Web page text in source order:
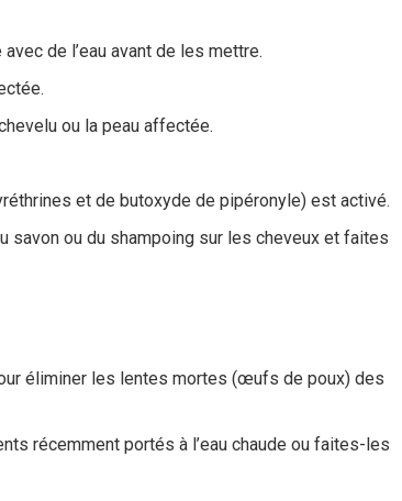
de l’eau avant de les mettre.
ou la peau affectée.
et de butoxyde de pipéronyle) est activé.
savon ou du shampoing sur les cheveux et faites
éliminer les lentes mortes (œufs de poux) des
récemment portés à l’eau chaude ou faites-les